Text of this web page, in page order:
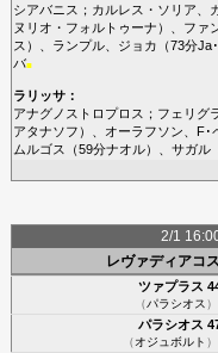
シアバニス ； カルレス・ソリア
ヌリオ・フォルトゥーナ ）、 ファ
ス ）、 ランプル、 ジョカ （73分Ja
バ■
ラリッサ：
アナグノストロプロス ； フェリグ
アタナソフ ）、 オーラフソン F･
ムルゴス
（59分ナオル）、 サガル
2/1
レヴァディアコス
ツァプラス
（パラシオス ）
パラシオス
（オジュボルト ）